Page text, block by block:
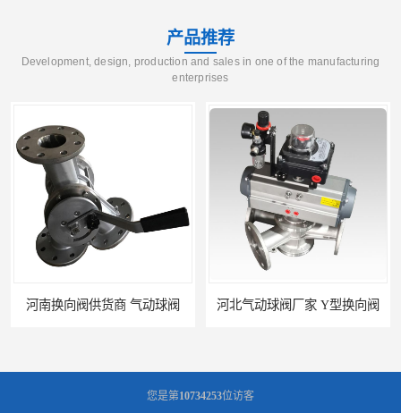
产品推荐
Development, design, production and sales in one of the manufacturing
enterprises
河南换向阀供货商 气动球阀 河北气动球阀厂家 Y型换向阀
您是第10734253位访客